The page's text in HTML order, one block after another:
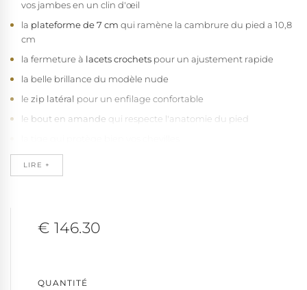
vos jambes en un clin d'œil
la plateforme de 7 cm qui ramène la cambrure du pied a 10,8
cm
la fermeture à lacets crochets pour un ajustement rapide
la belle brillance du modèle nude
le zip latéral pour un enfilage confortable
le bout en amande qui respecte l'anatomie du pied
laqualité de fabrication Pleaser vegan
sure qui a déjà séduit des milliers de pole danseuse. Notez que
LIRE +
€ 146.30
QUANTITÉ